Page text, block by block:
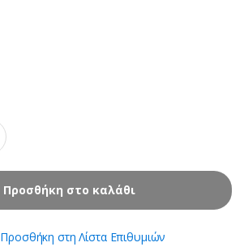
Προσθήκη στο καλάθι
Προσθήκη στη Λίστα Επιθυμιών